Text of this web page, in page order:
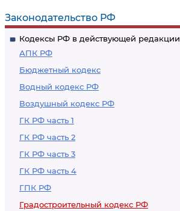
Законодательство РФ
Кодексы РФ в действующей редакции
АПК РФ
Бюджетный кодекс
Водный кодекс РФ
Воздушный кодекс РФ
ГК РФ часть 1
ГК РФ часть 2
ГК РФ часть 3
ГК РФ часть 4
ГПК РФ
Градостроительный кодекс РФ